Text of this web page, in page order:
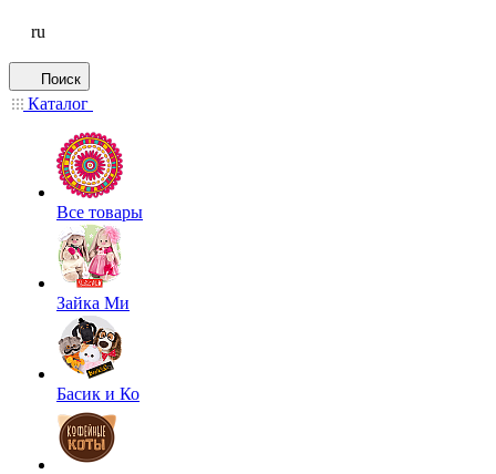
ru
Поиск
Каталог
Все товары
Зайка Ми
Басик и Ко